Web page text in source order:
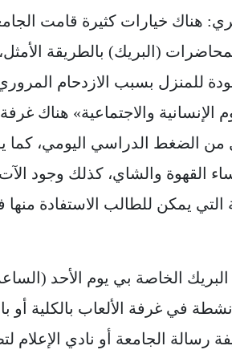
هناك خيارات كثيرة قامت
(البريك) بالطريقة
للمنزل بسبب الازدحام
والاجتماعية» هناك
من الضغط الدراسي اليومي، كما
القهوة والشاي، كذلك وجود
يمكن للطالب الاستفادة
رسالة الجامعة أو نادي